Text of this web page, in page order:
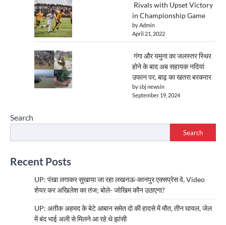
Rivals with Upset Victory
in Championship Game
by Admin
April 21, 2022
गंगा और यमुना का जलस्तर स्थिर
होने के बाद अब सहायक नदियां
उफान पर, बाढ़ का खतरा बरकरार
by sbj newsin
September 19, 2024
Search
Search
Recent Posts
UP: पंखा लगाकर सुखाया जा रहा लखनऊ-कानपुर एक्सप्रेस वे, Video
शेयर कर अखिलेश का तंज; बोले- जोखिम कौन उठाएगा?
UP: अतीक अहमद के बेटे आबान समेत दो की हादसे में मौत, तीन घायल, जेल
में बंद भाई अली से मिलने आ रहे थे झांसी